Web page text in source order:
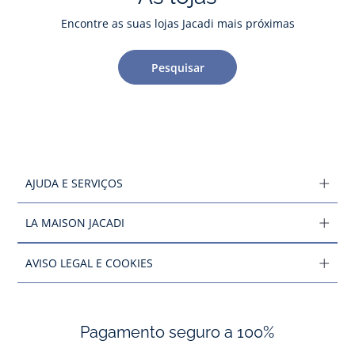
Encontre as suas lojas Jacadi mais próximas
Pesquisar
AJUDA E SERVIÇOS
LA MAISON JACADI
AVISO LEGAL E COOKIES
Pagamento seguro a 100%